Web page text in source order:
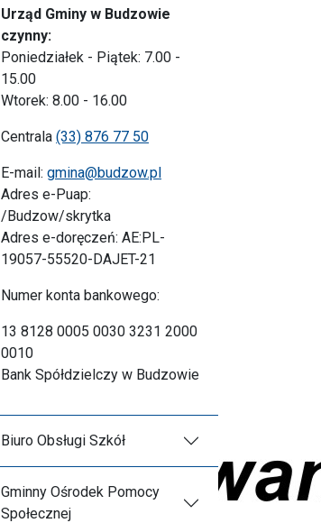
Urząd Gminy w Budzowie
czynny:
Poniedziałek - Piątek: 7.00 -
15.00
Wtorek: 8.00 - 16.00
Centrala (33) 876 77 50
E-mail: gmina@budzow.pl
Adres e-Puap:
/Budzow/skrytka
Adres e-doręczeń: AE:PL-
19057-55520-DAJET-21
Numer konta bankowego:
13 8128 0005 0030 3231 2000
0010
Bank Spółdzielczy w Budzowie
Biuro Obsługi Szkół
Gminny Ośrodek Pomocy
Społecznej